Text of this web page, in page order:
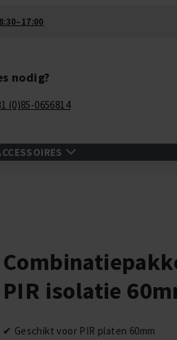
8:30–17:00
nodig?
(0)85-0656814
PIR isolatie
✔ Geschikt voor PIR platen 60mm